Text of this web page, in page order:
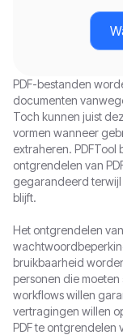
PDF-bestanden
documenten
Toch kunnen juist
vormen wanneer
extraheren.
ontgrendelen van
gegarandeerd
blijft.
Het ontgrendelen
bruikbaarheid
personen die
workflows willen
vertragingen willen
PDF te ontgrendelen